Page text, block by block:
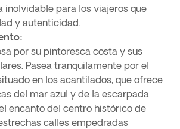
inolvidable para los viajeros que
y autenticidad.
por su pintoresca costa y sus
Pasea tranquilamente por el
en los acantilados, que ofrece
del mar azul y de la escarpada
encanto del centro histórico de
calles empedradas